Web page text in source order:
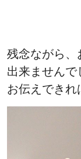
残念ながら、
出来ませんで
お伝えできれ